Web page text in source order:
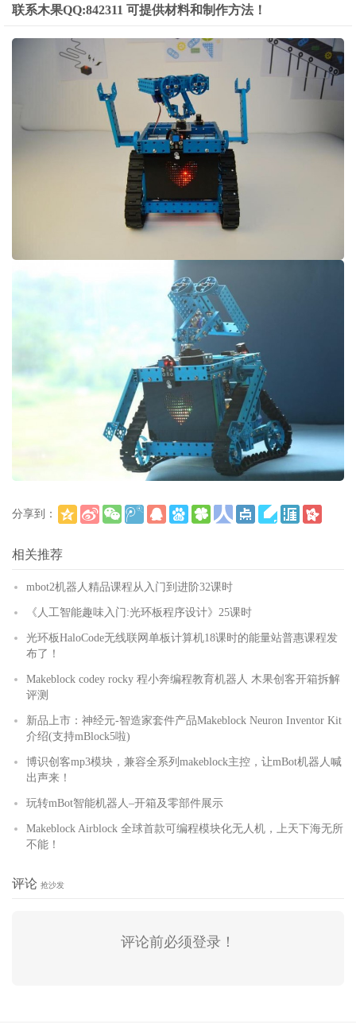
联系木果QQ:842311 可提供材料和制作方法！
分享到：
相关推荐
mbot2机器人精品课程从入门到进阶32课时
《人工智能趣味入门:光环板程序设计》25课时
光环板HaloCode无线联网单板计算机18课时的能量站普惠课程发
布了！
Makeblock codey rocky 程小奔编程教育机器人 木果创客开箱拆解
评测
新品上市：神经元-智造家套件产品Makeblock Neuron Inventor Kit
介绍(支持mBlock5啦)
博识创客mp3模块，兼容全系列makeblock主控，让mBot机器人喊
出声来！
玩转mBot智能机器人–开箱及零部件展示
Makeblock Airblock 全球首款可编程模块化无人机，上天下海无所
不能！
评论 抢沙发
评论前必须登录！